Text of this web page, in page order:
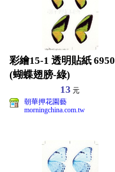
彩繪15-1 透明貼紙 6950
(蝴蝶翅膀-綠)
13 元
朝華押花園藝
morningchina.com.tw